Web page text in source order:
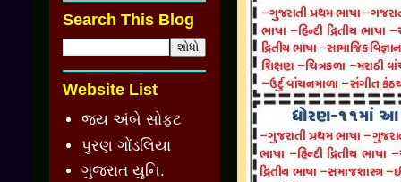
Search This Blog
Website List
જય અંબે સોફ્ટ
પુરણ ગોંડલિયા
ગુજરાત યુનિ.